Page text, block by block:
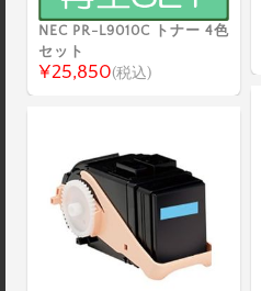
NEC PR-L9010C トナー 4色
セット
¥25,850(税込)